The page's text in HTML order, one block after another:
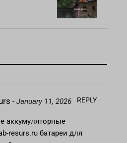
- January 11, 2026 REPLY
аккумуляторные
resurs.ru батареи для